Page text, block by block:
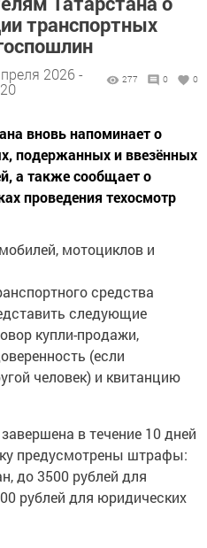
транспортных
2026 -
277 0 0
вновь напоминает о
подержанных и ввезённых
а также сообщает о
проведения техосмотр
мотоциклов и
средства
следующие
купли-продажи,
(если
человек) и квитанцию
в течение 10 дней
предусмотрены штрафы:
до 3500 рублей для
рублей для юридических